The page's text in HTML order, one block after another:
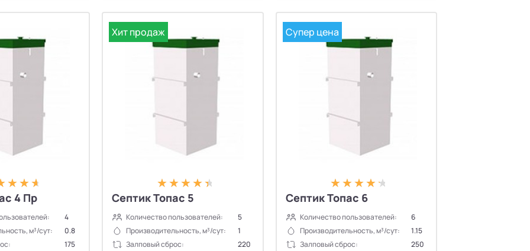
4 Пр
4
м³/сут:
0.8
175
Хит продаж
Септик Топас 5
Количество пользователей:
5
Производительность, м³/сут:
1
Залповый сброс:
220
Супер цена
Септик Топас 6
Количество пользователей:
6
Производительность, м³/сут:
1.15
Залповый сброс:
250